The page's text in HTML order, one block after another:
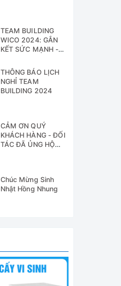
TEAM BUILDING
WICO 2024: GẮN
KẾT SỨC MẠNH -
THÀNH CÔNG
THÔNG BÁO LỊCH
NGHỈ TEAM
BUILDING 2024
CẢM ƠN QUÝ
KHÁCH HÀNG - ĐỐI
TÁC ĐÃ ỦNG HỘ
Chúc Mừng Sinh
Nhật Hồng Nhung